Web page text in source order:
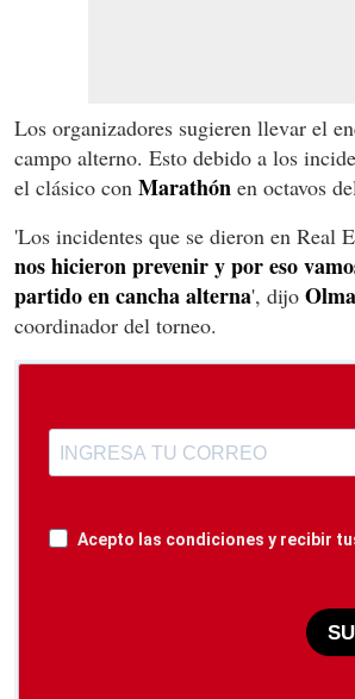
Los organizadores sugieren llevar el
campo alterno. Esto debido a los
el clásico con Marathón en octavos
'Los incidentes que se dieron en Real
nos hicieron prevenir y por eso
partido en cancha alterna', dijo
coordinador del torneo.
Acepto las condiciones y recibir